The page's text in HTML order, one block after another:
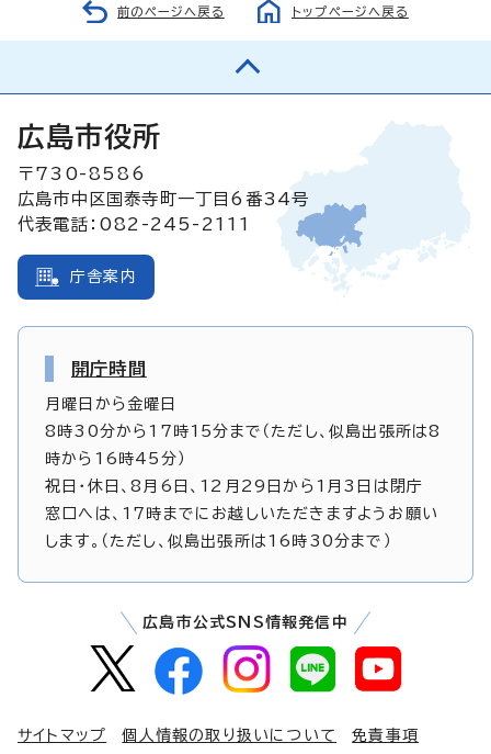
前のページへ戻る トップページへ戻る
広島市役所
〒730-8586
広島市中区国泰寺町一丁目6番34号
代表電話：082-245-2111
庁舎案内
開庁時間
月曜日から金曜日
8時30分から17時15分まで（ただし、似島出張所は8
時から16時45分）
祝日・休日、8月6日、12月29日から1月3日は閉庁
窓口へは、17時までにお越しいただきますようお願い
します。（ただし、似島出張所は16時30分まで）
広島市公式SNS情報発信中
サイトマップ 個人情報の取り扱いについて 免責事項